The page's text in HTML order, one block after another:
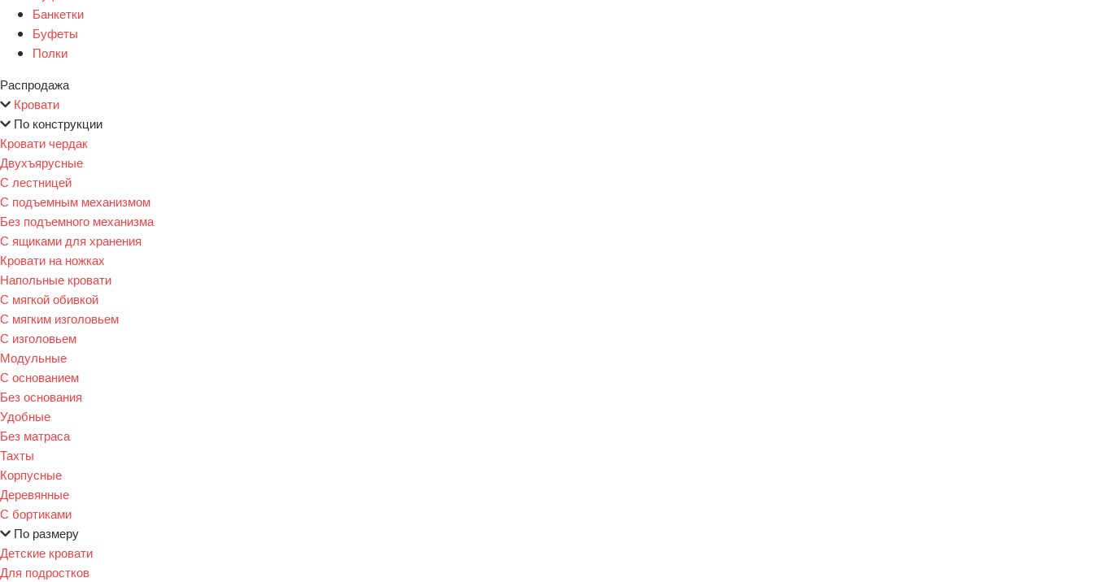
Банкетки
Буфеты
Полки
Распродажа
Кровати
По конструкции
Кровати чердак
Двухъярусные
С лестницей
С подъемным механизмом
Без подъемного механизма
С ящиками для хранения
Кровати на ножках
Напольные кровати
С мягкой обивкой
С мягким изголовьем
С изголовьем
Модульные
С основанием
Без основания
Удобные
Без матраса
Тахты
Корпусные
Деревянные
С бортиками
По размеру
Детские кровати
Для подростков